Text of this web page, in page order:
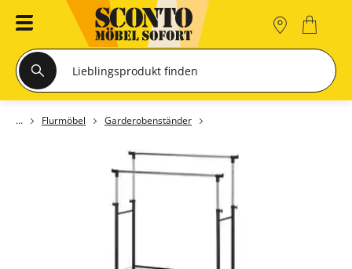
Flurmöbel Garderobenständer